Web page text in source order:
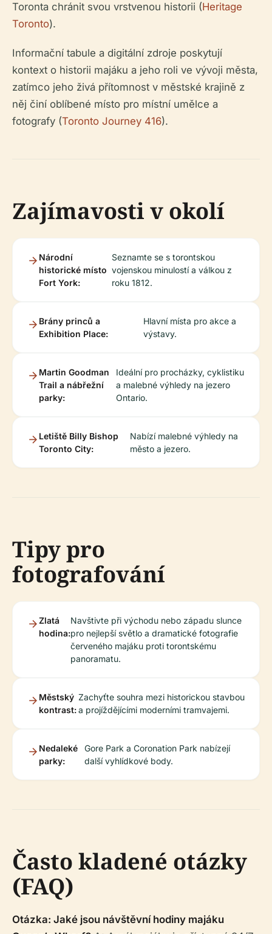
Toronta chránit svou vrstvenou historii (Heritage
Toronto).
Informační tabule a digitální zdroje poskytují
kontext o historii majáku a jeho roli ve vývoji města,
zatímco jeho živá přítomnost v městské krajině z
něj činí oblíbené místo pro místní umělce a
fotografy (Toronto Journey 416).
Zajímavosti v okolí
Národní
historické místo
Fort York:
Seznamte se s torontskou
vojenskou minulostí a válkou z
roku 1812.
Brány princů a
Exhibition Place:
Hlavní místa pro akce a
výstavy.
Martin Goodman
Trail a nábřežní
parky:
Ideální pro procházky, cyklistiku
a malebné výhledy na jezero
Ontario.
Letiště Billy Bishop
Toronto City:
Nabízí malebné výhledy na
město a jezero.
Tipy pro
fotografování
Zlatá
hodina:
Navštivte při východu nebo západu slunce
pro nejlepší světlo a dramatické fotografie
červeného majáku proti torontskému
panoramatu.
Městský
kontrast:
Zachyťte souhra mezi historickou stavbou
a projíždějícími moderními tramvajemi.
Nedaleké
parky:
Gore Park a Coronation Park nabízejí
další vyhlídkové body.
Často kladené otázky
(FAQ)
Otázka: Jaké jsou návštěvní hodiny majáku